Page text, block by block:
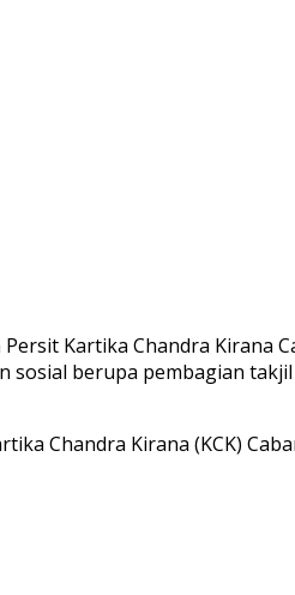
Kartika Chandra Kirana
berupa pembagian
Chandra Kirana (KCK)